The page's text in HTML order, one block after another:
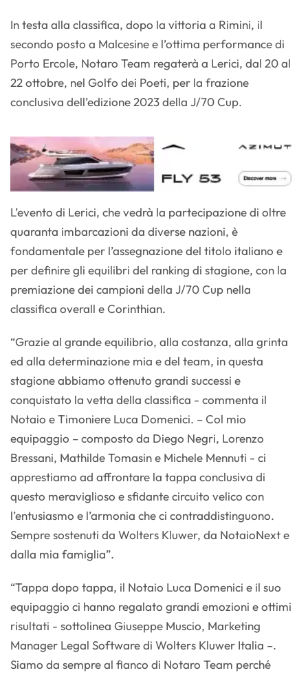
In testa alla classifica, dopo la vittoria a Rimini, il
secondo posto a Malcesine e l’ottima performance di
Porto Ercole, Notaro Team regaterà a Lerici, dal 20 al
22 ottobre, nel Golfo dei Poeti, per la frazione
conclusiva dell’edizione 2023 della J/70 Cup.
L’evento di Lerici, che vedrà la partecipazione di oltre
quaranta imbarcazioni da diverse nazioni, è
fondamentale per l’assegnazione del titolo italiano e
per definire gli equilibri del ranking di stagione, con la
premiazione dei campioni della J/70 Cup nella
classifica overall e Corinthian.
“Grazie al grande equilibrio, alla costanza, alla grinta
ed alla determinazione mia e del team, in questa
stagione abbiamo ottenuto grandi successi e
conquistato la vetta della classifica - commenta il
Notaio e Timoniere Luca Domenici. – Col mio
equipaggio – composto da Diego Negri, Lorenzo
Bressani, Mathilde Tomasin e Michele Mennuti - ci
apprestiamo ad affrontare la tappa conclusiva di
questo meraviglioso e sfidante circuito velico con
l’entusiasmo e l’armonia che ci contraddistinguono.
Sempre sostenuti da Wolters Kluwer, da NotaioNext e
dalla mia famiglia”.
“Tappa dopo tappa, il Notaio Luca Domenici e il suo
equipaggio ci hanno regalato grandi emozioni e ottimi
risultati - sottolinea Giuseppe Muscio, Marketing
Manager Legal Software di Wolters Kluwer Italia –.
Siamo da sempre al fianco di Notaro Team perché